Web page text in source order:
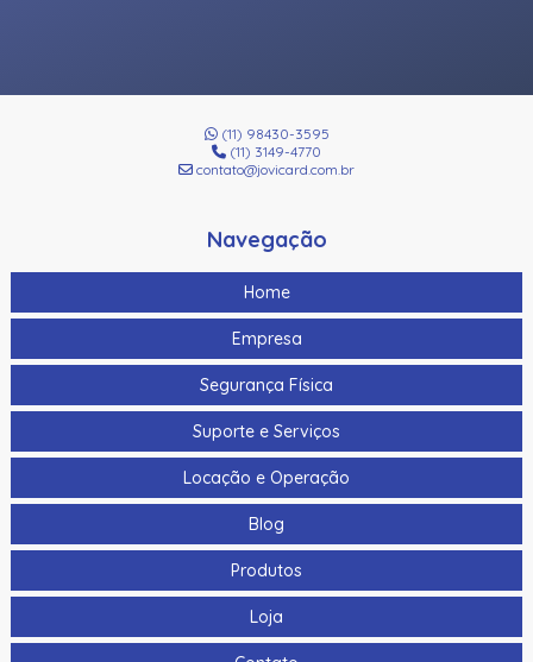
(11) 98430-3595
(11) 3149-4770
contato@jovicard.com.br
Navegação
Home
Empresa
Segurança Física
Suporte e Serviços
Locação e Operação
Blog
Produtos
Loja